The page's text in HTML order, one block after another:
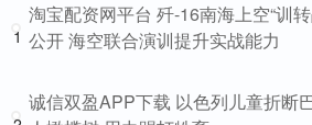
1
淘宝配资网平台 歼-16南海上空“训
公开 海空联合演训提升实战能力
诚信双盈APP下载 以色列儿童折断